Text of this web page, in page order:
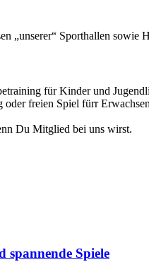
„unserer“ Sporthallen sowie
für Kinder und
freien Spiel fürr
Du Mitglied bei uns wirst.
spannende Spiele